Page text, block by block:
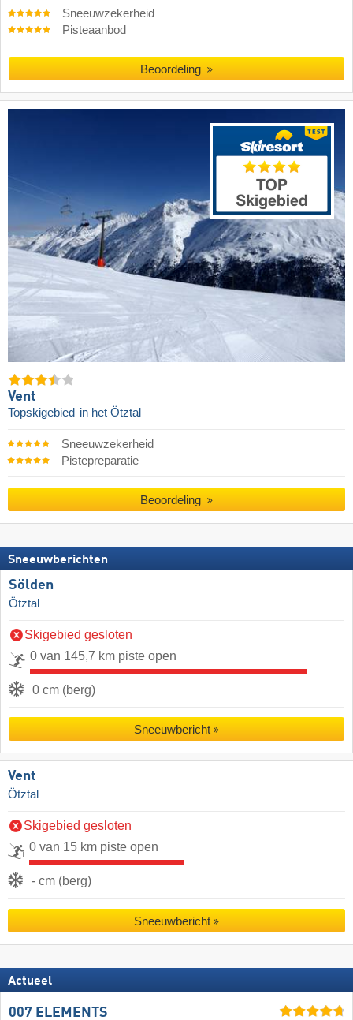
Sneeuwzekerheid
Pisteaanbod
Beoordeling
Vent
Topskigebied in het Ötztal
Sneeuwzekerheid
Pistepreparatie
Beoordeling
Sneeuwberichten
Sölden
Ötztal
Skigebied gesloten
0 van 145,7 km piste open
0 cm (berg)
Sneeuwbericht
Vent
Ötztal
Skigebied gesloten
0 van 15 km piste open
- cm (berg)
Sneeuwbericht
Actueel
007 ELEMENTS